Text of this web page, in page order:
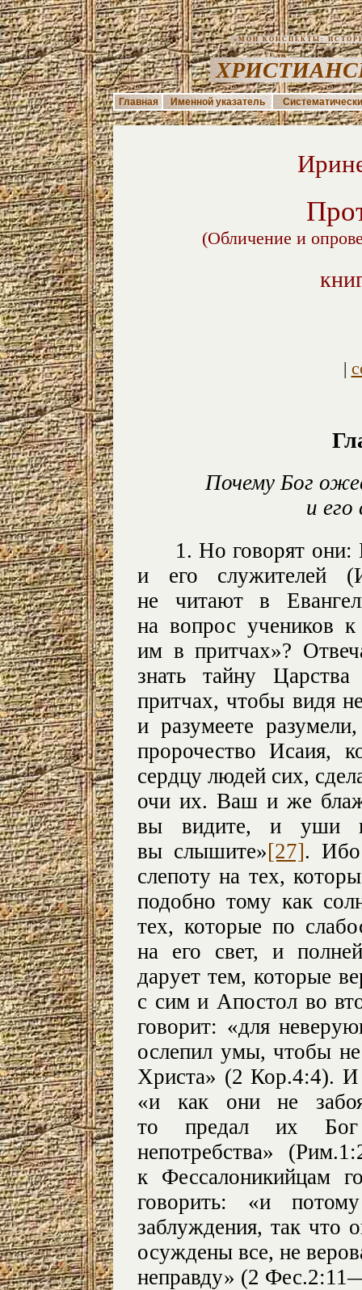
«МОИ КОНСПЕКТЫ:
Главная Именной указатель
(Обличение и
|
Почему Бог
и
1. Но говорят они:
и его служителей
не читают в
на вопрос учеников
им в притчах»?
знать тайну
притчах, чтобы видя
и разумеете
пророчество Исаия,
сердцу людей сих,
очи их. Ваш и же
вы видите, и уши
вы слышите»[27].
слепоту на тех,
подобно тому как
тех, которые по
на его свет, и
дарует тем, которые
с сим и Апостол во
говорит: «для
ослепил умы, чтобы не
Христа» (2 Кор.4:4).
«и как они не
то предал их Бог
непотребства»
к Фессалоникийцам
говорить: «и
заблуждения, так что
осуждены все, не
неправду» (2 Фес.2: